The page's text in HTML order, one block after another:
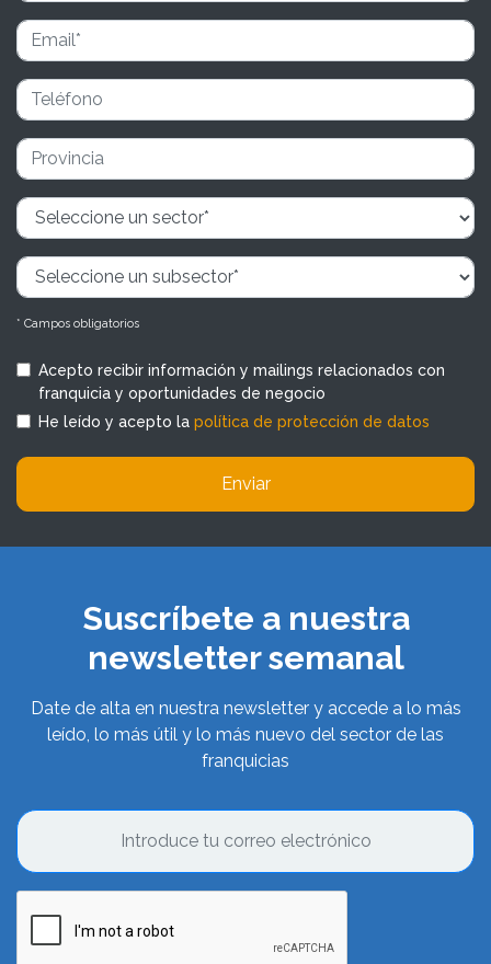
* Campos obligatorios
Acepto recibir información y mailings relacionados con
franquicia y oportunidades de negocio
He leído y acepto la política de protección de datos
Enviar
Suscríbete a nuestra
newsletter semanal
Date de alta en nuestra newsletter y accede a lo más
leído, lo más útil y lo más nuevo del sector de las
franquicias